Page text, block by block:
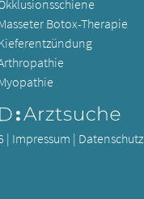
Botox-Therapie
| Impressum | Datenschutz